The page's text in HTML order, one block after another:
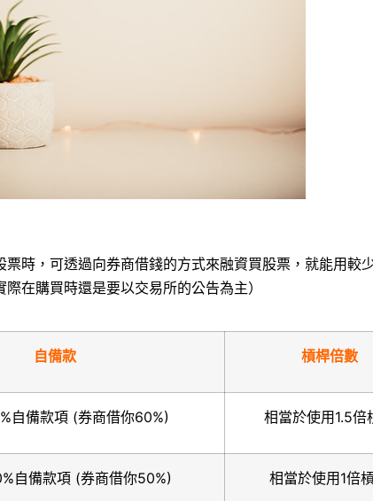
時，可透過向券商借錢的方式來融資買股票，就能用較
在購買時還是要以交易所的公告為主）
自備款 槓桿倍數
自備款項 (券商借你60%) 相當於使用1.5倍
自備款項 (券商借你50%) 相當於使用1倍